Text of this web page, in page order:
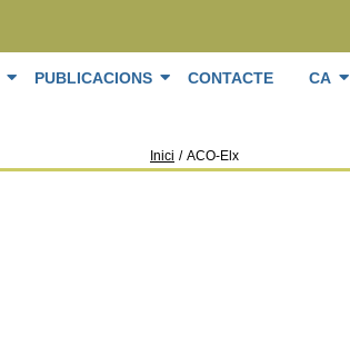
PUBLICACIONS CONTACTE CA
Inici / ACO-Elx